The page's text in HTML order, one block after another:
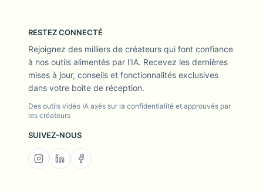
RESTEZ CONNECTÉ
Rejoignez des milliers de créateurs qui font confiance
à nos outils alimentés par l'IA. Recevez les dernières
mises à jour, conseils et fonctionnalités exclusives
dans votre boîte de réception.
Des outils vidéo IA axés sur la confidentialité et approuvés par
les créateurs
SUIVEZ-NOUS